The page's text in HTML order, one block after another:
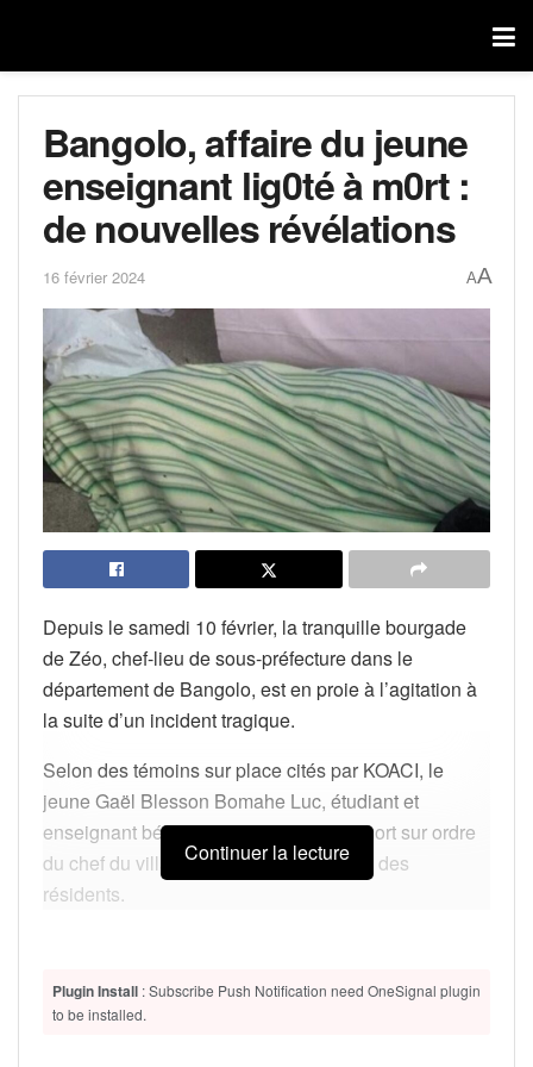
Bangolo, affaire du jeune
enseignant lig0té à m0rt :
de nouvelles révélations
16 février 2024 AA
Depuis le samedi 10 février, la tranquille bourgade
de Zéo, chef-lieu de sous-préfecture dans le
département de Bangolo, est en proie à l’agitation à
la suite d’un incident tragique.
Selon des témoins sur place cités par KOACI, le
jeune Gaël Blesson Bomahe Luc, étudiant et
enseignant bénévole, aurait trouvé la mort sur ordre
du chef du village, provoquant la colère des
résidents.
Apoutchou National face à la justice : 3
Continuer la lecture
Plugin Install : Subscribe Push Notification need OneSignal plugin
to be installed.